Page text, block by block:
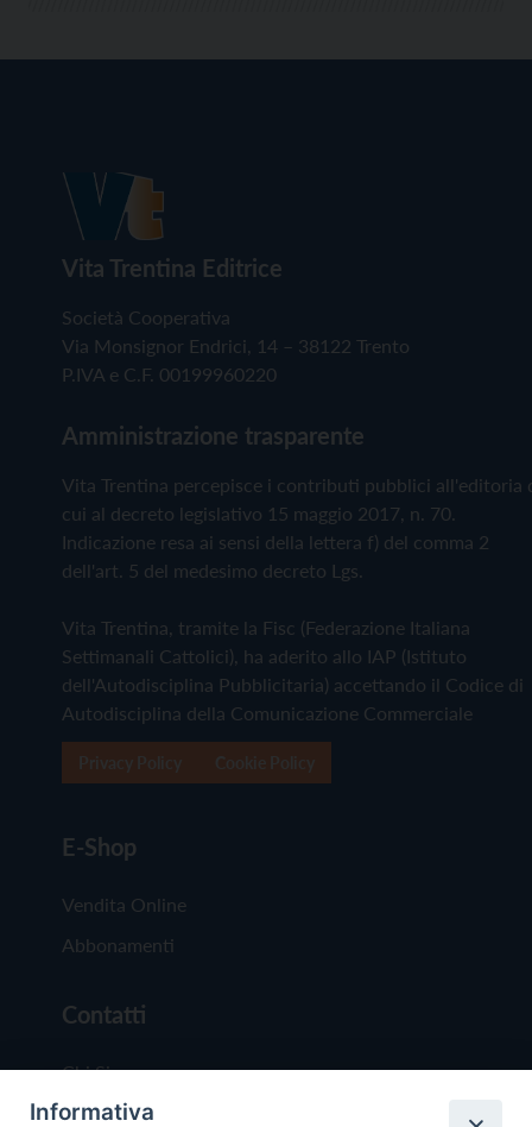
Vita Trentina Editrice
Società Cooperativa
Via Monsignor Endrici, 14 – 38122 Trento
P.IVA e C.F. 00199960220
Amministrazione trasparente
Vita Trentina percepisce i contributi pubblici all'editoria
cui al decreto legislativo 15 maggio 2017, n. 70.
Indicazione resa ai sensi della lettera f) del comma 2
dell'art. 5 del medesimo decreto Lgs.
Vita Trentina, tramite la Fisc (Federazione Italiana
Settimanali Cattolici), ha aderito allo IAP (Istituto
dell'Autodisciplina Pubblicitaria) accettando il Codice di
Autodisciplina della Comunicazione Commerciale
E-Shop
Vendita Online
Abbonamenti
Contatti
Chi Siamo
Redazione
Informativa